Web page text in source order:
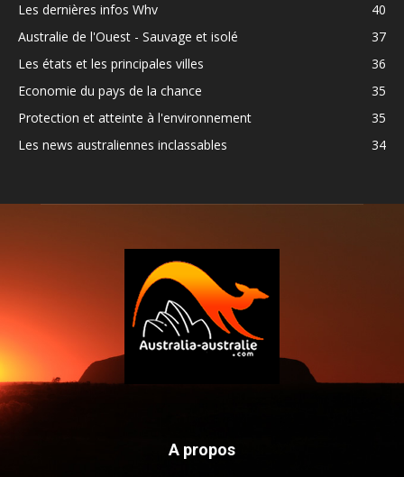
Les dernières infos Whv
40
Australie de l'Ouest - Sauvage et isolé
37
Les états et les principales villes
36
Economie du pays de la chance
35
Protection et atteinte à l'environnement
35
Les news australiennes inclassables
34
A propos